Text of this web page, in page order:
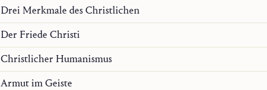
Drei Merkmale des Christlichen
Der Friede Christi
Christlicher Humanismus
Armut im Geiste